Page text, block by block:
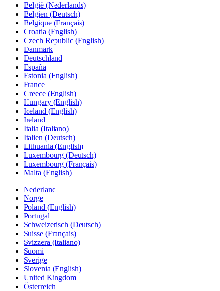
België (Nederlands)
Belgien (Deutsch)
Belgique (Français)
Croatia (English)
Czech Republic (English)
Danmark
Deutschland
España
Estonia (English)
France
Greece (English)
Hungary (English)
Iceland (English)
Ireland
Italia (Italiano)
Italien (Deutsch)
Lithuania (English)
Luxembourg (Deutsch)
Luxembourg (Français)
Malta (English)
Nederland
Norge
Poland (English)
Portugal
Schweizerisch (Deutsch)
Suisse (Français)
Svizzera (Italiano)
Suomi
Sverige
Slovenia (English)
United Kingdom
Österreich